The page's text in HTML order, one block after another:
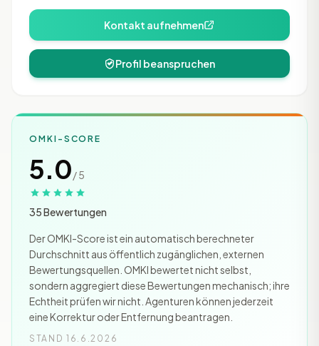
Kontakt aufnehmen
Profil beanspruchen
OMKI-SCORE
5.0/ 5
35 Bewertungen
Der OMKI-Score ist ein automatisch berechneter
Durchschnitt aus öffentlich zugänglichen, externen
Bewertungsquellen. OMKI bewertet nicht selbst,
sondern aggregiert diese Bewertungen mechanisch; ihre
Echtheit prüfen wir nicht. Agenturen können jederzeit
eine Korrektur oder Entfernung beantragen.
STAND 16.6.2026